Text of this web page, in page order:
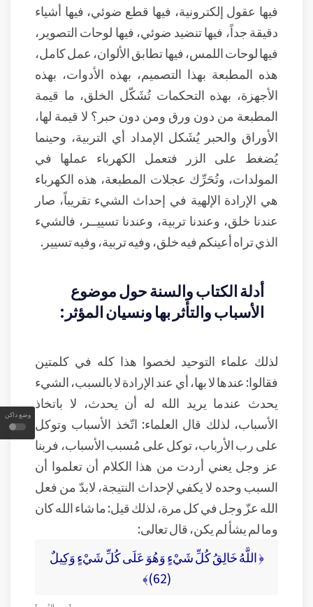
وضع داكن
فيها عقول إلكترونية، فيها قطع ضوئي، فيها أشياء
دقيقة جداً، فيها تنضيد ضوئي، فيها لوحات التصوير،
فيها لوحات اللمس، فيها تطابق الألوان، عمل كامل،
هذه المطبعة بهذا التصميم، بهذه الأدوات، بهذه
الأجهزة، بهذه التحكمات تُشَكّل الخلق، ما قيمة
المطبعة من دون ورق ومن دون حبر؟ لا قيمة لها،
الأوراق والحبر يُشَكل الإمداد أي التربية، وحينما
يُضغط على الزر فتعمل الكهرباء عملها في
المولدات، وتُحَرِّك عجلات المطبعة، هذه الكهرباء
هي الإرادة الإلهية في إحداث الشيء تقريباً، صار
عندنا خلق، وعندنا تربية، وعندنا تسييــر، فالشيء
الذي تراه أعينكم فيه خلق، وفيه تربية، وفيه تسيير.
أدلة الكتاب والسنة حول موضوع
الأسباب والتأثر بها ونسيان المؤثر:
لذلك علماء التوحيد لخصوا هذا كله في كلمتين
فقالوا: عندها لا بها، أي عند الإرادة لا بالسبب، الشيء
يحدث عندما يريد الله له أن يحدث، لا باتخاذ
الأسباب، لذلك قال العلماء: اتّخذ الأسباب وتوكل
على رب الأرباب، توكل على مُسبب الأسباب، فربنا
عز وجل يعني أردت من هذا الكلام أن تعلموا أن
السبب وحده لا يكفي لإحداث النتيجة، لابدّ من فعل
الله عزّ وجل في كل مرة، لذلك قيل: ما شاء الله كان
وما لم يشأ لم يكن، قال تعالى:
﴿ اللَّهُ خَالِقُ كُلِّ شَيْءٍ وَهُوَ عَلَى كُلِّ شَيْءٍ وَكِيلٌ
(62)﴾